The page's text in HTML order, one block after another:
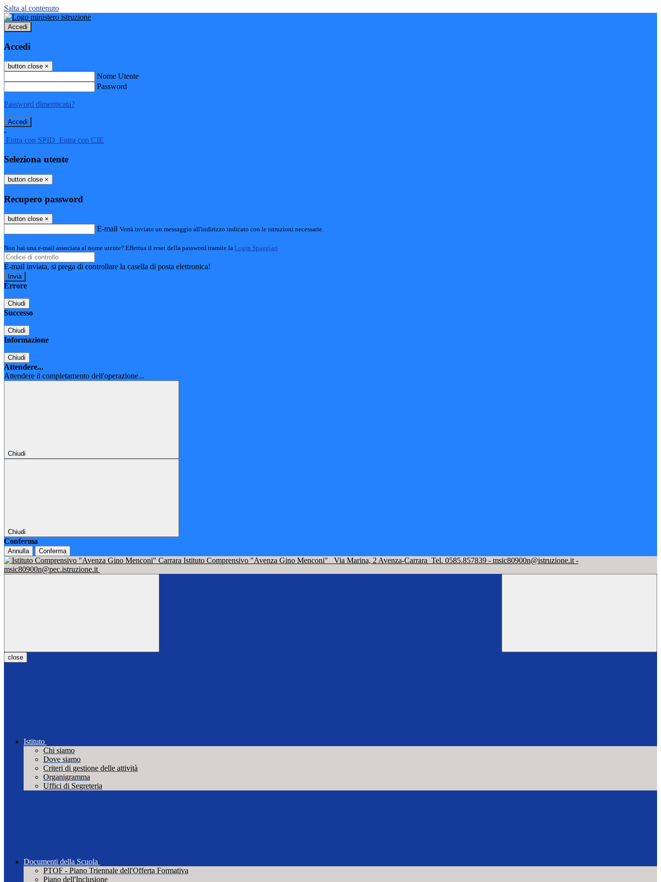
Salta al contenuto
Accedi
Accedi
button close ×
Nome Utente
Password
Password dimenticata?
-
Entra con SPID Entra con CIE
Seleziona utente
button close ×
Recupero password
button close ×
E-mail Verrà inviato un messaggio all'indirizzo indicato con le istruzioni necessarie.
Non hai una e-mail associata al nome utente? Effettua il reset della password tramite la Login Spaggiari
E-mail inviata, si prega di controllare la casella di posta elettronica!
Errore
Chiudi
Successo
Chiudi
Informazione
Chiudi
Attendere...
Attendere il completamento dell'operazione...
Chiudi
Chiudi
Conferma
Annulla Conferma
Istituto Comprensivo "Avenza Gino Menconi" Via Marina, 2 Avenza-Carrara Tel. 0585.857839 - msic80900n@istruzione.it -
msic80900n@pec.istruzione.it
close
Istituto
Chi siamo
Dove siamo
Criteri di gestione delle attività
Organigramma
Uffici di Segreteria
Documenti della Scuola
PTOF - Piano Triennale dell'Offerta Formativa
Piano dell'Inclusione